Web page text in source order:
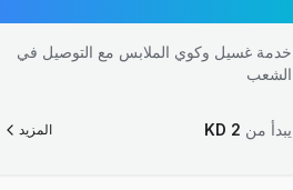
خدمة غسيل وكوي الملابس مع التوصيل في
الشعب
يبدأ من KD 2 المزيد